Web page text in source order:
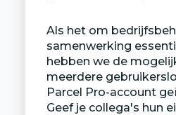
Als het om
samenwerking
hebben we de
meerdere
Parcel Pro-account
Geef je collega's hun